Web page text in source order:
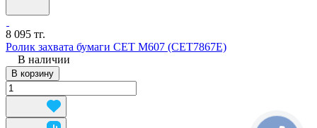
8 095 тг.
Ролик захвата бумаги CET M607 (CET7867E)
В наличии
В корзину